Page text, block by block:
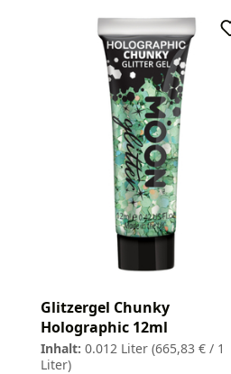
Glitzergel Chunky
Holographic 12ml
Inhalt: 0.012 Liter (665,83 € / 1
Liter)